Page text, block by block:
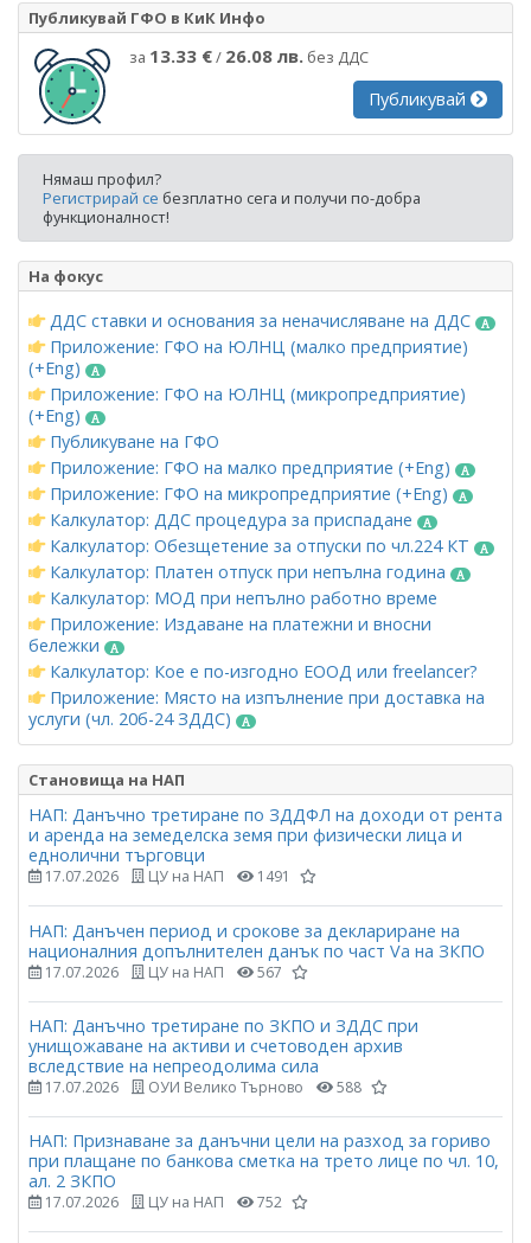
Публикувай ГФО в КиК Инфо
за 13.33 €/ 26.08 лв. без ДДС
Публикувай
Нямаш профил?
Регистрирай се безплатно сега и получи по-добра
функционалност!
На фокус
ДДС ставки и основания за неначисляване на ДДС
Приложение: ГФО на ЮЛНЦ (малко предприятие)
(+Eng)
Приложение: ГФО на ЮЛНЦ (микропредприятие)
(+Eng)
Публикуване на ГФО
Приложение: ГФО на малко предприятие (+Eng)
Приложение: ГФО на микропредприятие (+Eng)
Калкулатор: ДДС процедура за приспадане
Калкулатор: Обезщетение за отпуски по чл.224 КТ
Калкулатор: Платен отпуск при непълна година
Калкулатор: МОД при непълно работно време
Приложение: Издаване на платежни и вносни
бележки
Калкулатор: Кое е по-изгодно ЕООД или freelancer?
Приложение: Място на изпълнение при доставка на
услуги (чл. 20б-24 ЗДДС)
Становища на НАП
НАП: Данъчно третиране по ЗДДФЛ на доходи от рента
и аренда на земеделска земя при физически лица и
еднолични търговци
17.07.2026 ЦУ на НАП 1491
НАП: Данъчен период и срокове за деклариране на
националния допълнителен данък по част Vа на ЗКПО
17.07.2026 ЦУ на НАП 567
НАП: Данъчно третиране по ЗКПО и ЗДДС при
унищожаване на активи и счетоводен архив
вследствие на непреодолима сила
17.07.2026 ОУИ Велико Търново 588
НАП: Признаване за данъчни цели на разход за гориво
при плащане по банкова сметка на трето лице по чл. 10,
ал. 2 ЗКПО
17.07.2026 ЦУ на НАП 752